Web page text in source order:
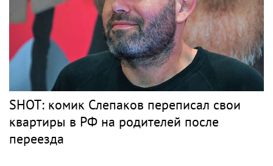
SHOT: комик Слепаков переписал свои
квартиры в РФ на родителей после
переезда